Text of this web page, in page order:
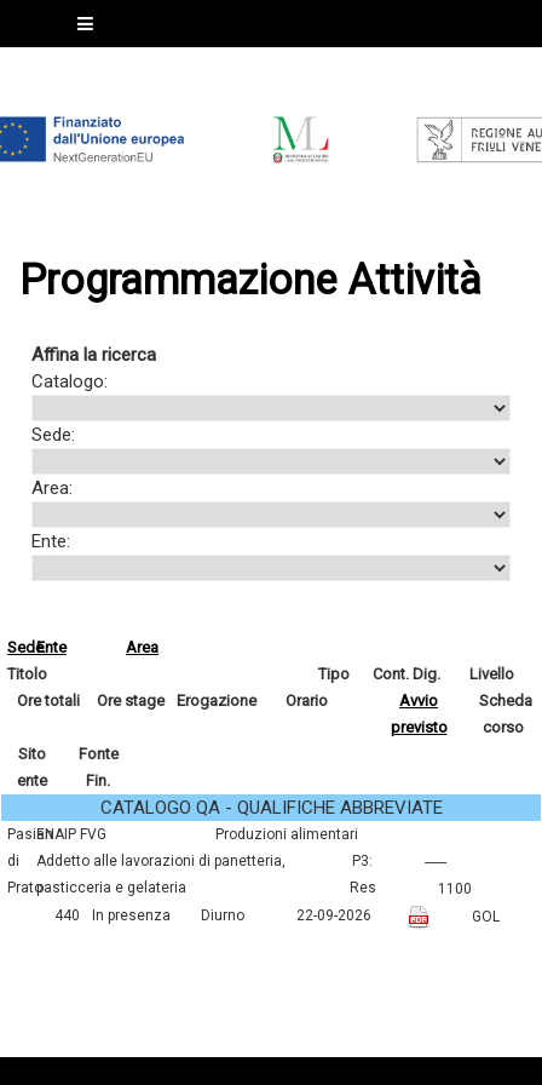
Programmazione Attività
Affina la ricerca
Catalogo:
Sede:
Area:
Ente:
SedeEnte
Area
Titolo
Tipo Cont. Dig.
Livello
Ore totali
Ore stage Erogazione Orario
Avvio
previsto
Scheda
corso
Sito
ente
Fonte
Fin.
CATALOGO QA - QUALIFICHE ABBREVIATE
Pasian
di
Prato
ENAIP FVG
produzioni alimentari
addetto alle lavorazioni di panetteria,
pasticceria e gelateria
P3:
Res
------
1100
440
In presenza Diurno 22-09-2026 GOL